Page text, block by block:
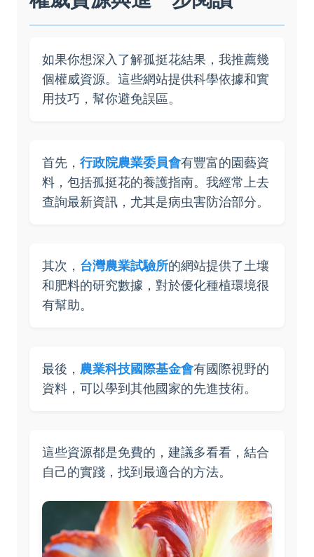
如果你想深入了解孤挺花結果，我推薦幾
個權威資源。這些網站提供科學依據和實
用技巧，幫你避免誤區。
首先， 行政院農業委員會有豐富的園藝資
料，包括孤挺花的養護指南。我經常上去
查詢最新資訊，尤其是病虫害防治部分。
其次， 台灣農業試驗所的網站提供了土壤
和肥料的研究數據，對於優化種植環境很
有幫助。
最後， 農業科技國際基金會有國際視野的
資料，可以學到其他國家的先進技術。
這些資源都是免費的，建議多看看，結合
自己的實踐，找到最適合的方法。